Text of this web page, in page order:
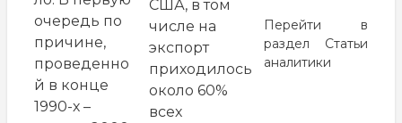
очередь по
причине,
проведенно
й в конце
1990-х –
США, в том
числе на
экспорт
приходилось
около 60%
всех
Перейти в
раздел Статьи
аналитики